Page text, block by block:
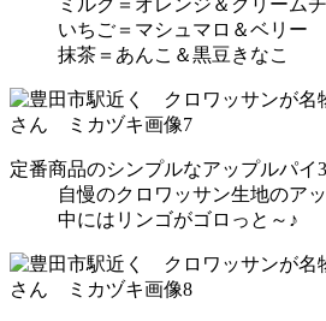
いちご＝マシュマロ＆ベリー
抹茶＝あんこ＆黒豆きなこ
定番商品のシンプルなアップルパイ
自慢のクロワッサン生地のア
中にはリンゴがゴロっと～♪